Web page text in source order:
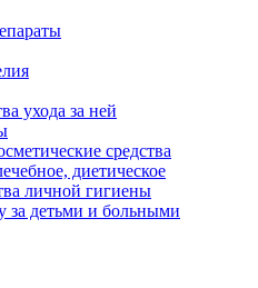
ухода за ней
средства
диетическое
личной гигиены
за детьми и больными